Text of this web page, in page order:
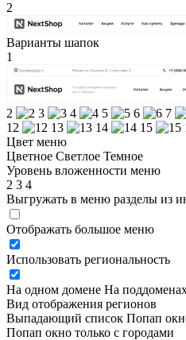
2
Варианты шапок
1
2 3 4 5 6 7
12
13 14 15
Цвет меню
Цветное Светлое Темное
Уровень вложенности меню
2 3 4
Выгружать в меню разделы из
Отображать большое меню
Использовать региональность
На одном домене На
Вид отображения регионов
Выпадающий список Попап
Попап окно только с городами